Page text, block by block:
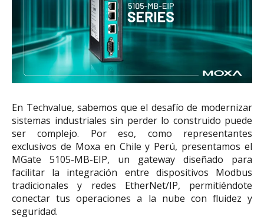
En Techvalue, sabemos que el desafío de modernizar
sistemas industriales sin perder lo construido puede
ser complejo. Por eso, como representantes
exclusivos de Moxa en Chile y Perú, presentamos el
MGate 5105-MB-EIP, un gateway diseñado para
facilitar la integración entre dispositivos Modbus
tradicionales y redes EtherNet/IP, permitiéndote
conectar tus operaciones a la nube con fluidez y
seguridad.